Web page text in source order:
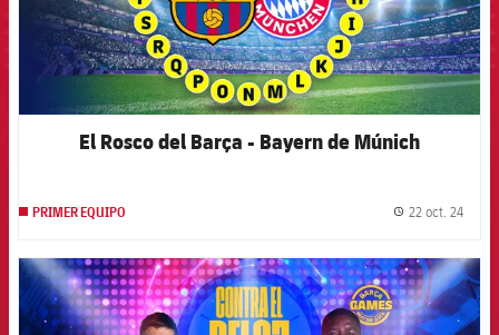
El Rosco del Barça - Bayern de Múnich
PRIMER EQUIPO 22 oct. 24
FCB Barcelona badge